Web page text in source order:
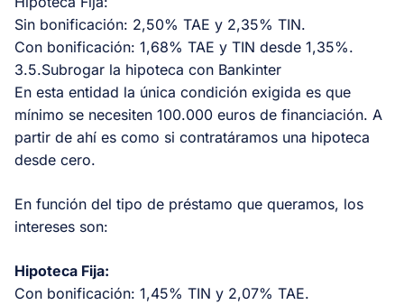
Sin bonificación: 2,50% TAE y 2,35% TIN.
Con bonificación: 1,68% TAE y TIN desde 1,35%.
3.5.Subrogar la hipoteca con Bankinter
En esta entidad la única condición exigida es que
mínimo se necesiten 100.000 euros de financiación. A
partir de ahí es como si contratáramos una hipoteca
desde cero.
En función del tipo de préstamo que queramos, los
intereses son:
Hipoteca Fija:
Con bonificación: 1,45% TIN y 2,07% TAE.